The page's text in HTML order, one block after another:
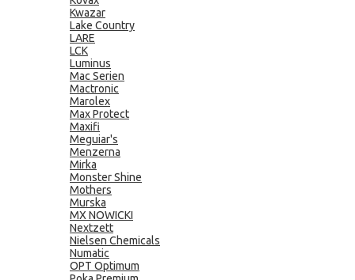
Kwazar
Lake Country
LARE
LCK
Luminus
Mac Serien
Mactronic
Marolex
Max Protect
Maxifi
Meguiar's
Menzerna
Mirka
Monster Shine
Mothers
Murska
MX NOWICKI
Nextzett
Nielsen Chemicals
Numatic
OPT Optimum